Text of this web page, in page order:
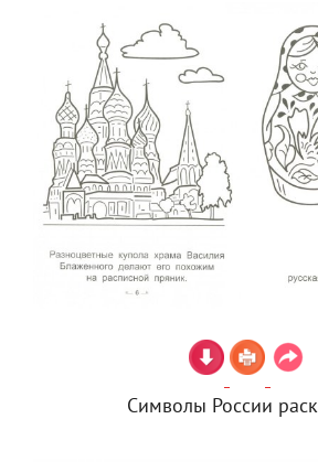
Символы России